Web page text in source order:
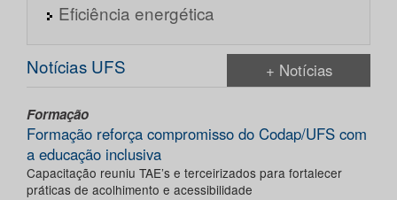
Eficiência energética
Notícias UFS + Notícias
Formação
Formação reforça compromisso do Codap/UFS com
a educação inclusiva
Capacitação reuniu TAE’s e terceirizados para fortalecer
práticas de acolhimento e acessibilidade